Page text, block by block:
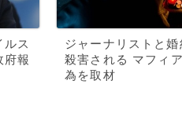
ルス
府報
ジャーナリストと
殺害される マフィ
為を取材